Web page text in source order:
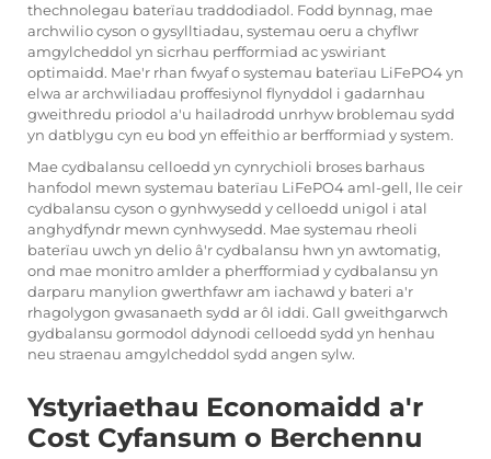
thechnolegau baterïau traddodiadol. Fodd bynnag, mae
archwilio cyson o gysylltiadau, systemau oeru a chyflwr
amgylcheddol yn sicrhau perfformiad ac yswiriant
optimaidd. Mae'r rhan fwyaf o systemau baterïau LiFePO4 yn
elwa ar archwiliadau proffesiynol flynyddol i gadarnhau
gweithredu priodol a'u hailadrodd unrhyw broblemau sydd
yn datblygu cyn eu bod yn effeithio ar berfformiad y system.
Mae cydbalansu celloedd yn cynrychioli broses barhaus
hanfodol mewn systemau baterïau LiFePO4 aml-gell, lle ceir
cydbalansu cyson o gynhwysedd y celloedd unigol i atal
anghydfyndr mewn cynhwysedd. Mae systemau rheoli
baterïau uwch yn delio â'r cydbalansu hwn yn awtomatig,
ond mae monitro amlder a pherfformiad y cydbalansu yn
darparu manylion gwerthfawr am iachawd y bateri a'r
rhagolygon gwasanaeth sydd ar ôl iddi. Gall gweithgarwch
gydbalansu gormodol ddynodi celloedd sydd yn henhau
neu straenau amgylcheddol sydd angen sylw.
Ystyriaethau Economaidd a'r
Cost Cyfansum o Berchennu